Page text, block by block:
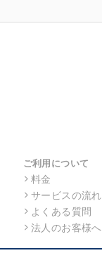
個人情報を外部に委
準の高い委託先を
の契約を交わし、適
ご利用について
料金
サービスの流れ
よくある質問
法人のお客様へ